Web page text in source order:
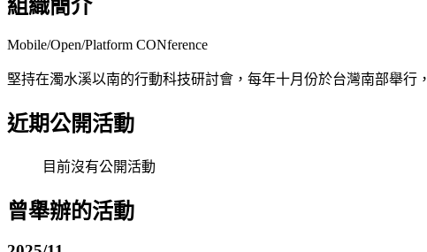
組織簡介
Mobile/Open/Platform CONference
堅持在濁水溪以南的行動科技研討會，每年十月份於台灣南部舉行
近期公開活動
目前沒有公開活動
曾舉辦的活動